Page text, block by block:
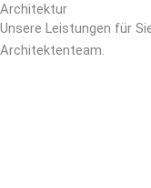
Architektur
Unsere Leistungen für
Architektenteam.